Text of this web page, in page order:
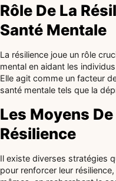
Rôle De La
Santé Mentale
La résilience joue un rôle
mental en aidant les
Elle agit comme un facteur
santé mentale tels que la
Les Moyens
Résilience
Il existe diverses stratégies
pour renforcer leur